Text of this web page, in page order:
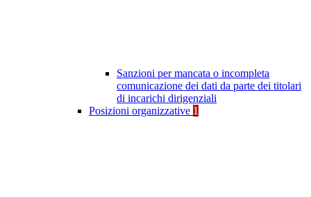
Sanzioni per mancata o incompleta
comunicazione dei dati da parte dei titolari
di incarichi dirigenziali
Posizioni organizzative 1